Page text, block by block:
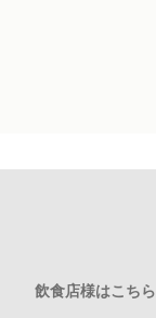
飲食店様はこちら